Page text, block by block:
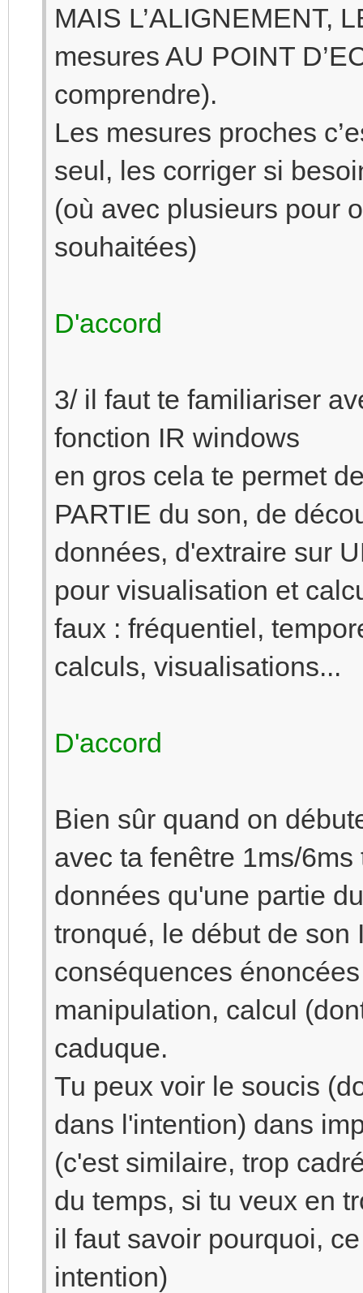
MAIS L’ALIGNEMENT,
mesures AU POINT
comprendre).
Les mesures proches
seul, les corriger si
(où avec plusieurs pour
souhaitées)
D'accord
3/ il faut te familiariser
fonction IR windows
en gros cela te permet
PARTIE du son, de
données, d'extraire sur
pour visualisation et
faux : fréquentiel,
calculs, visualisations...
D'accord
Bien sûr quand on
avec ta fenêtre 1ms/
données qu'une partie
tronqué, le début de son
conséquences
manipulation, calcul
caduque.
Tu peux voir le soucis
dans l'intention) dans
(c'est similaire, trop
du temps, si tu veux en
il faut savoir pourquoi,
intention)